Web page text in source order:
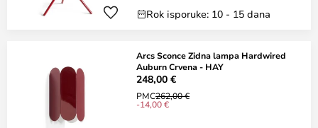
Rok isporuke: 10 - 15 dana
Arcs Sconce Zidna lampa Hardwired
Auburn Crvena - HAY
248,00 €
PMC262,00 €
-14,00 €